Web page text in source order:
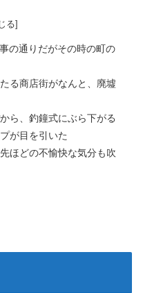
の通りだがその時の町の
る商店街がなんと、廃墟
ら、釣鐘式にぶら下がる
が目を引いた
ほどの不愉快な気分も吹